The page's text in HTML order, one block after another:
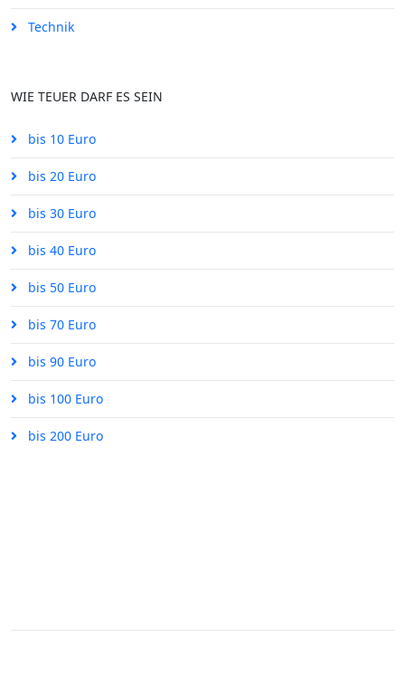
Technik
WIE TEUER DARF ES SEIN
bis 10 Euro
bis 20 Euro
bis 30 Euro
bis 40 Euro
bis 50 Euro
bis 70 Euro
bis 90 Euro
bis 100 Euro
bis 200 Euro